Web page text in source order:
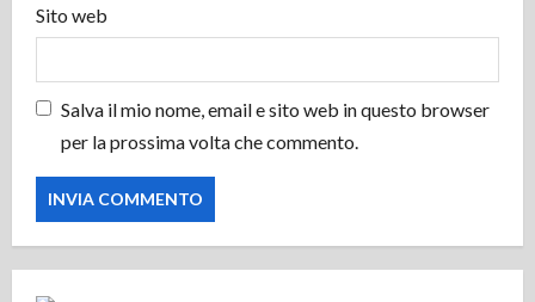
o
Sito web
Salva il mio nome, email e sito web in questo browser
per la prossima volta che commento.